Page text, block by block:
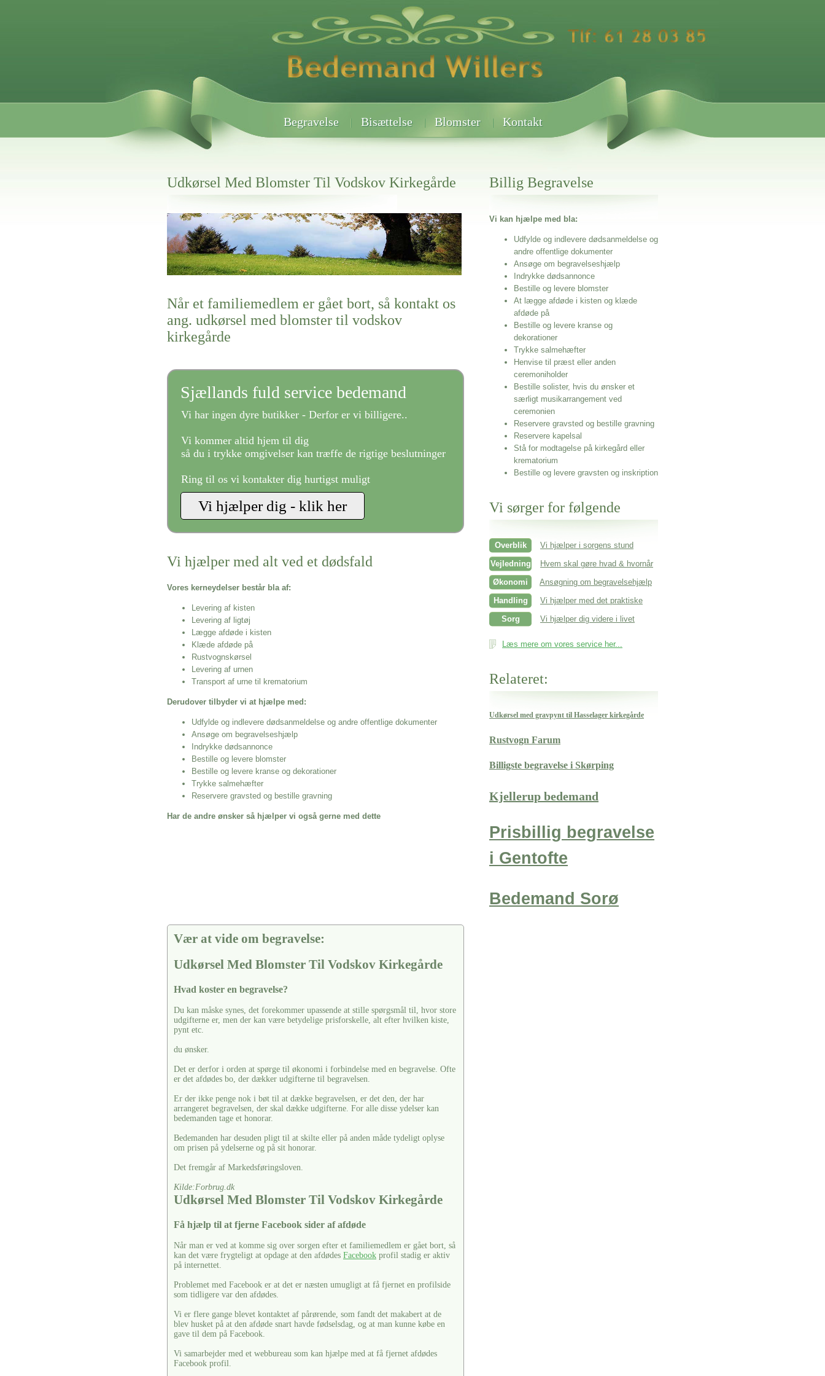
Begravelse Bisættelse Blomster Kontakt
Udkørsel Med Blomster Til Vodskov Kirkegårde
Her hos os får du altid en god afslutning når det gælder
Udkørsel Med Blomster Til Vodskov Kirkegårde
vi hjælper i alle faser af begravelsel
Når et familiemedlem er gået bort, så kontakt os
ang. udkørsel med blomster til vodskov
kirkegårde
Sjællands fuld service bedemand
Vi har ingen dyre butikker - Derfor er vi billigere..
Vi kommer altid hjem til dig
så du i trykke omgivelser kan træffe de rigtige beslutninger
Ring til os vi kontakter dig hurtigst muligt
Vi hjælper med alt ved et dødsfald
Vores kerneydelser består bla af:
Levering af kisten
Levering af ligtøj
Lægge afdøde i kisten
Klæde afdøde på
Rustvognskørsel
Levering af urnen
Transport af urne til krematorium
Derudover tilbyder vi at hjælpe med:
Udfylde og indlevere dødsanmeldelse og andre offentlige dokumenter
Ansøge om begravelseshjælp
Indrykke dødsannonce
Bestille og levere blomster
Bestille og levere kranse og dekorationer
Trykke salmehæfter
Reservere gravsted og bestille gravning
Har de andre ønsker så hjælper vi også gerne med dette
Vær at vide om begravelse:
Udkørsel Med Blomster Til Vodskov Kirkegårde
Hvad koster en begravelse?
Du kan måske synes, det forekommer upassende at stille spørgsmål til, hvor store
udgifterne er, men der kan være betydelige prisforskelle, alt efter hvilken kiste,
pynt etc.
du ønsker.
Det er derfor i orden at spørge til økonomi i forbindelse med en begravelse. Ofte
er det afdødes bo, der dækker udgifterne til begravelsen.
Er der ikke penge nok i bøt til at dække begravelsen, er det den, der har
arrangeret begravelsen, der skal dække udgifterne. For alle disse ydelser kan
bedemanden tage et honorar.
Bedemanden har desuden pligt til at skilte eller på anden måde tydeligt oplyse
om prisen på ydelserne og på sit honorar.
Det fremgår af Markedsføringsloven.
Kilde:Forbrug.dk
Udkørsel Med Blomster Til Vodskov Kirkegårde
Få hjælp til at fjerne Facebook sider af afdøde
Når man er ved at komme sig over sorgen efter et familiemedlem er gået bort, så
kan det være frygteligt at opdage at den afdødes Facebook profil stadig er aktiv
på internettet.
Problemet med Facebook er at det er næsten umugligt at få fjernet en profilside
som tidligere var den afdødes.
Vi er flere gange blevet kontaktet af pårørende, som fandt det makabert at de
blev husket på at den afdøde snart havde fødselsdag, og at man kunne købe en
gave til dem på Facebook.
Vi samarbejder med et webbureau som kan hjælpe med at få fjernet afdødes
Facebook profil.
Billig Begravelse
Vi kan hjælpe med bla:
Udfylde og indlevere dødsanmeldelse og
andre offentlige dokumenter
Ansøge om begravelseshjælp
Indrykke dødsannonce
Bestille og levere blomster
At lægge afdøde i kisten og klæde
afdøde på
Bestille og levere kranse og
dekorationer
Trykke salmehæfter
Henvise til præst eller anden
ceremoniholder
Bestille solister, hvis du ønsker et
særligt musikarrangement ved
ceremonien
Reservere gravsted og bestille gravning
Reservere kapelsal
Stå for modtagelse på kirkegård eller
krematorium
Bestille og levere gravsten og inskription
Vi sørger for følgende
Overblik
Vi hjælper i sorgens stund
Vejledning
Hvem skal gøre hvad & hvornår
Økonomi
Ansøgning om begravelsehjælp
Handling
Vi hjælper med det praktiske
Sorg
Vi hjælper dig videre i livet
Læs mere om vores service her...
Relateret:
Udkørsel med gravpynt til Hasselager kirkegårde
Rustvogn Farum
Billigste begravelse i Skørping
Kjellerup bedemand
Prisbillig begravelse
i Gentofte
Bedemand Sorø